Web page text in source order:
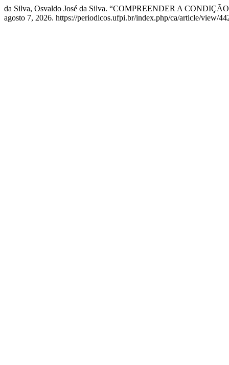
da Silva, Osvaldo José da Silva. “COMPREENDER A
agosto 7, 2026. https://periodicos.ufpi.br/index.php/ca/article/view/